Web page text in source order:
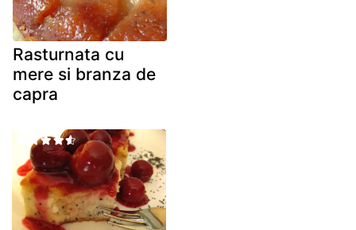
Rasturnata cu
mere si branza de
capra